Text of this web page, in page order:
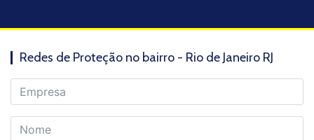
Redes de Proteção no bairro - Rio de Janeiro RJ